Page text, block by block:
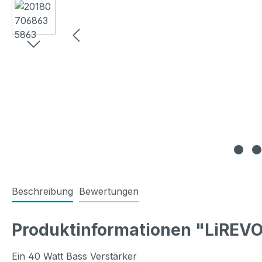
Beschreibung Bewertungen
Produktinformationen
Ein 40 Watt Bass Verstärker